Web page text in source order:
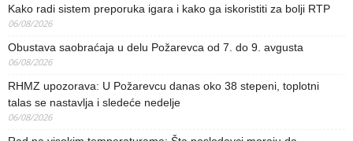
Kako radi sistem preporuka igara i kako ga iskoristiti za bolji RTP
06/08/2026
Obustava saobraćaja u delu Požarevca od 7. do 9. avgusta
06/08/2026
RHMZ upozorava: U Požarevcu danas oko 38 stepeni, toplotni
talas se nastavlja i sledeće nedelje
06/08/2026